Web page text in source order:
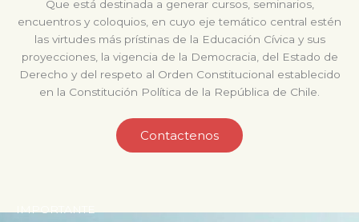
Que está destinada a generar cursos, seminarios,
encuentros y coloquios, en cuyo eje temático central estén
las virtudes más prístinas de la Educación Cívica y sus
proyecciones, la vigencia de la Democracia, del Estado de
Derecho y del respeto al Orden Constitucional establecido
en la Constitución Política de la República de Chile.
Contactenos